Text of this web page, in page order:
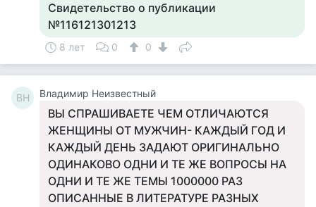
Свидетельство о публикации
№116121301213
8 лет 0 0
ВН Владимир Неизвестный
ВЫ СПРАШИВАЕТЕ ЧЕМ ОТЛИЧАЮТСЯ
ЖЕНЩИНЫ ОТ МУЖЧИН- КАЖДЫЙ ГОД И
КАЖДЫЙ ДЕНЬ ЗАДАЮТ ОРИГИНАЛЬНО
ОДИНАКОВО ОДНИ И ТЕ ЖЕ ВОПРОСЫ НА
ОДНИ И ТЕ ЖЕ ТЕМЫ 1000000 РАЗ
ОПИСАННЫЕ В ЛИТЕРАТУРЕ РАЗНЫХ